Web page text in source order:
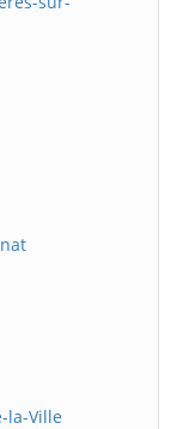
la-Ville